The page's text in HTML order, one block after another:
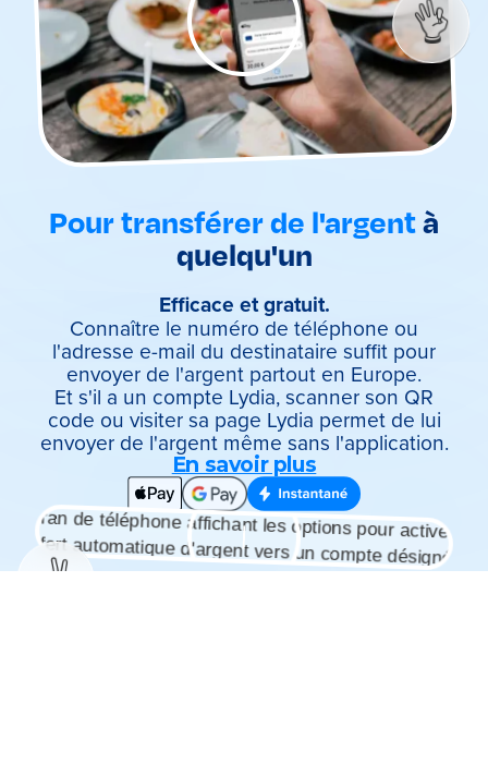
👌
Pour transférer de l'argentà
quelqu'un
Efficace et gratuit.
Connaître le numéro de téléphone ou
l'adresse e-mail du destinataire suffit pour
envoyer de l'argent partout en Europe.
Et s'il a un compte Lydia, scanner son QR
code ou visiter sa page Lydia permet de lui
envoyer de l'argent même sans l'application.
En savoir plus
Pour en recevoirde n'importe
✌️